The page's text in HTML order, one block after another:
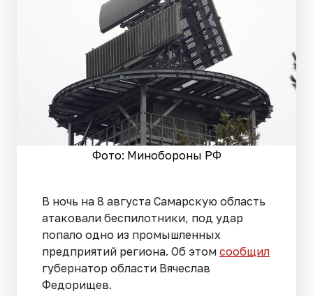
Фото: Минобороны РФ
В ночь на 8 августа Самарскую область
атаковали беспилотники, под удар
попало одно из промышленных
предприятий региона. Об этом сообщил
губернатор области Вячеслав
Федорищев.